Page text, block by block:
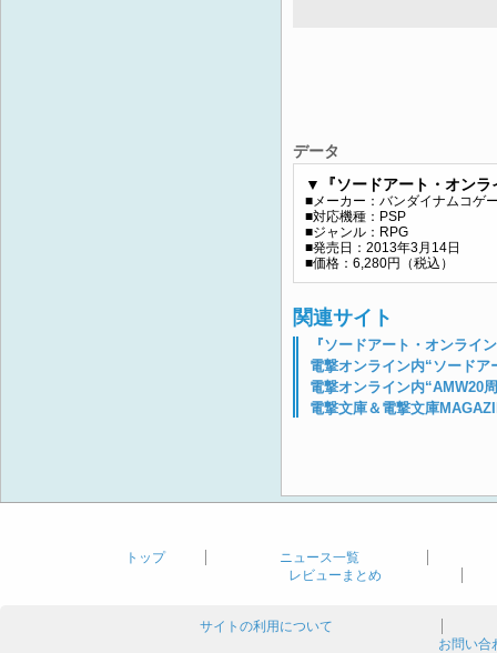
データ
▼『ソードアート・オンラ
■メーカー：バンダイナムコゲ
■対応機種：PSP
■ジャンル：RPG
■発売日：2013年3月14日
■価格：6,280円（税込）
関連サイト
『ソードアート・オンライ
電撃オンライン内“ソードア
電撃オンライン内“AMW20
電撃文庫＆電撃文庫
トップ
ニュース一覧
レビューまとめ
サイトの利用について
お問い合